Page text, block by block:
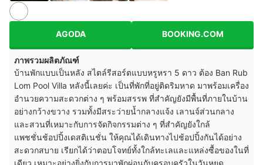
AGODA BOOKING.COM
ภาพรวมผลิตภัณฑ์
บ้านพักแบบเป็นหลัง สไตล์รีสอร์ตแบบหรูหรา 5 ดาว ต้อง Ban Rub
Lom Pool Villa หลังนี้เลยค่ะ เป็นที่พักที่อยู่ติดริมหาด มาพร้อมเครื่อง
อำนวยความสะดวกต่าง ๆ พร้อมสรรพ ที่สำคัญยังมีพื้นที่ภายในบ้าน
อย่างกว้างขวาง รวมทั้งมีสระว่ายน้ำกลางแจ้ง เลานจ์ส่วนกลาง
และสวนที่เหมาะกับการจัดกิจกรรมต่าง ๆ ที่สำคัญยังใกล้
แพชชั่นช้อปปิ้งเดสติเนชั่น ให้คุณได้เดินทางไปช้อปปิ้งกันได้อย่าง
สะดวกสบาย เรียกได้ว่าตอบโจทย์ทั้งใกล้ทะเลและแหล่งซื้อของในที่
เดียว เหมาะอย่างยิ่งกับการมาพักผ่อนกับครอบครัวในวันหยุด